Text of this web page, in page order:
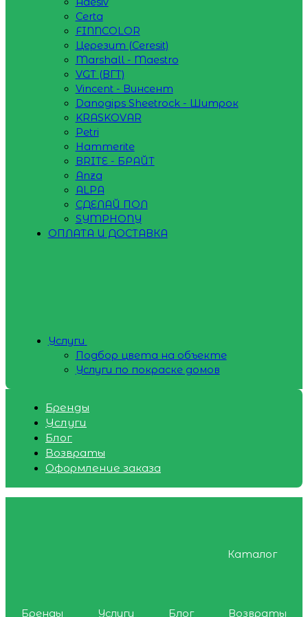
Certa
FINNCOLOR
Церезит (Ceresit)
Marshall - Maestro
VGT (ВГТ)
Vincent - Винсент
Danogips Sheetrock - Шитрок
KRASKOVAR
Petri
Hammerite
BRITE - БРАЙТ
Anza
ALPA
СДЕЛАЙ ПОЛ
SYMPHONY
ОПЛАТА И ДОСТАВКА
Услуги
Подбор цвета на объекте
Услуги по покраске домов
Бренды
Услуги
Блог
Возвраты
Оформление заказа
Каталог
Бренды Услуги Блог
Возвраты